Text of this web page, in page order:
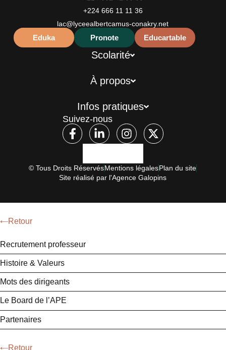
+224 666 11 11 36
lac@lyceealbertcamus-conakry.net
Eduka Pronote Educartable
Scolarité
À propos
Infos pratiques
Suivez-nous
© Tous Droits RéservésMentions légalesPlan du site
Site réalisé par l'Agence Galopins
Retour
Recrutement professeur
Histoire & Valeurs
Mots des dirigeants
Le Board de l’APE
Partenaires
Retour